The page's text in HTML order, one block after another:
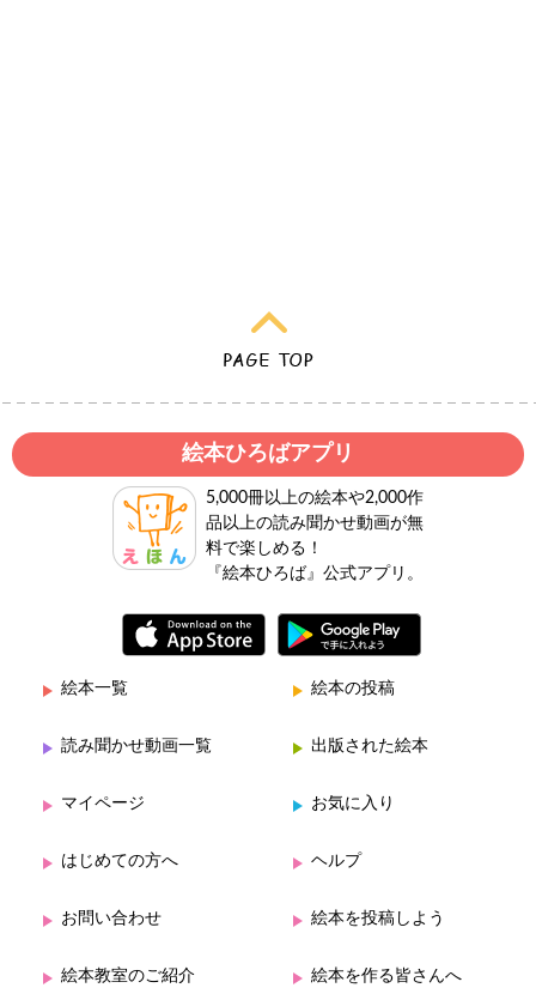
絵本ひろばアプリ
5,000冊以上の絵本や2,000作
品以上の読み聞かせ動画が無
料で楽しめる！
『絵本ひろば』公式アプリ。
絵本一覧 絵本の投稿
読み聞かせ動画一覧 出版された絵本
マイページ お気に入り
はじめての方へ ヘルプ
お問い合わせ 絵本を投稿しよう
絵本教室のご紹介 絵本を作る皆さんへ